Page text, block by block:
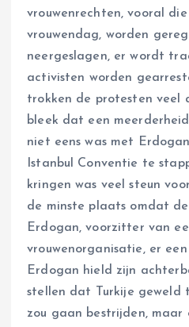
vrouwenrechten, vooral
vrouwendag, worden
neergeslagen, er wordt
activisten worden
trokken de protesten veel
bleek dat een
niet eens was met
Istanbul Conventie te
kringen was veel steun
de minste plaats omdat
Erdogan, voorzitter van
vrouwenorganisatie, er
Erdogan hield zijn
stellen dat Turkije geweld
zou gaan bestrijden, maar